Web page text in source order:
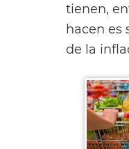
tienen,
hacen es
de la